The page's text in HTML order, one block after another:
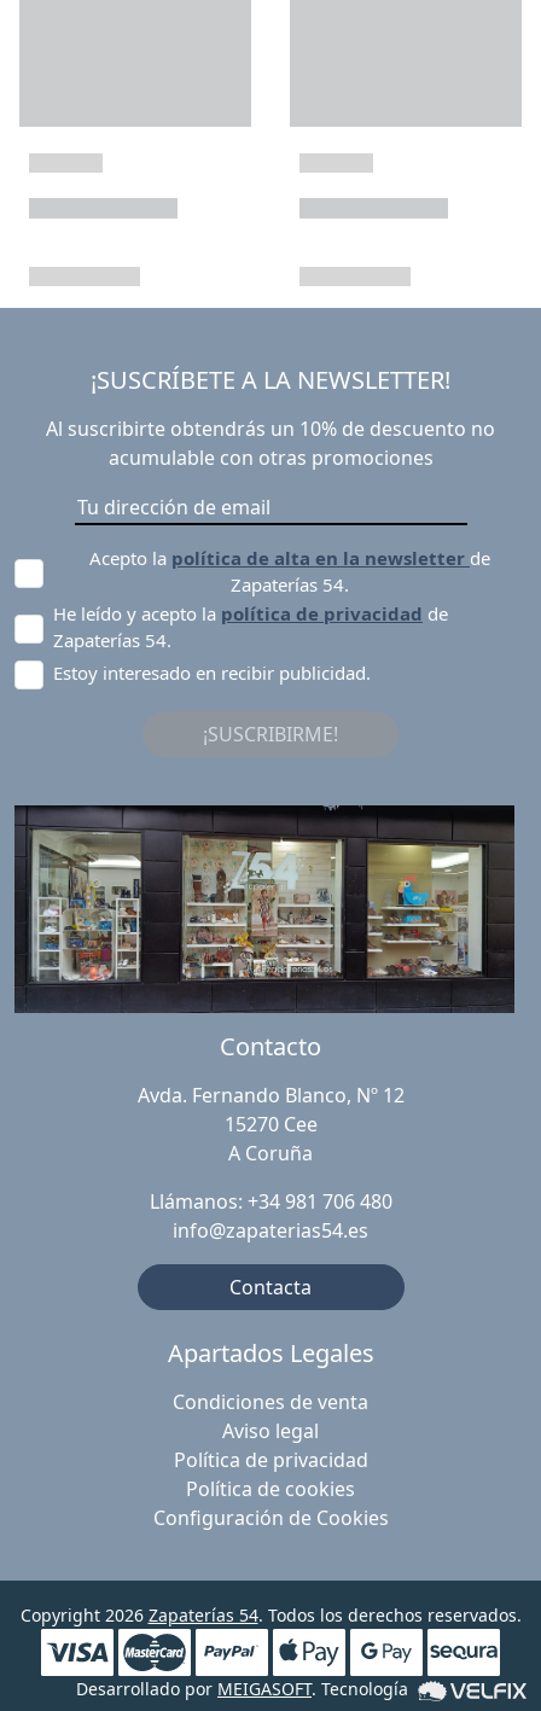
¡SUSCRÍBETE A LA NEWSLETTER!
Al suscribirte obtendrás un 10% de descuento no
acumulable con otras promociones
Acepto la política de alta en la newsletter de
Zapaterías 54.
He leído y acepto la política de privacidad de
Zapaterías 54.
Estoy interesado en recibir publicidad.
¡SUSCRIBIRME!
Contacto
Avda. Fernando Blanco, Nº 12
15270 Cee
A Coruña
Llámanos: +34 981 706 480
info@zapaterias54.es
Contacta
Apartados Legales
Condiciones de venta
Aviso legal
Política de privacidad
Política de cookies
Configuración de Cookies
Copyright 2026 Zapaterías 54. Todos los derechos reservados.
Desarrollado por MEIGASOFT. Tecnología